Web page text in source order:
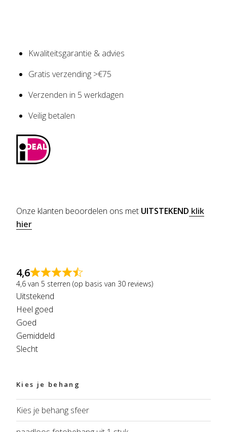
Kwaliteitsgarantie & advies
Gratis verzending >€75
Verzenden in 5 werkdagen
Veilig betalen
Onze klanten beoordelen ons met UITSTEKEND klik
hier
4,6
4,6 van 5 sterren (op basis van 30 reviews)
Uitstekend
Heel goed
Goed
Gemiddeld
Slecht
Kies je behang
Kies je behang sfeer